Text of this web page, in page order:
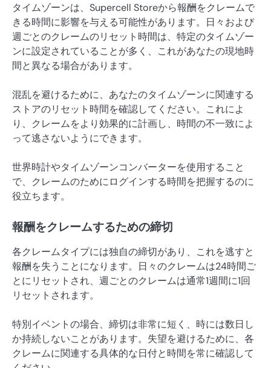
タイムゾーンは、Supercell Storeから報酬をクレームで
きる時間に影響を与える可能性があります。日々および
週ごとのクレームのリセット時間は、特定のタイムゾー
ンに設定されていることが多く、これがあなたの現地時
間と異なる場合があります。
混乱を避けるために、あなたのタイムゾーンに関連する
ストアのリセット時間を確認してください。これによ
り、クレームをより効果的に計画し、時間の不一致によ
って逃さないようにできます。
世界時計やタイムゾーンコンバーターを使用すること
で、クレームのためにログインする時間を把握するのに
役立ちます。
報酬をクレームするための締切
各クレームタイプには独自の締切があり、これを逃すと
報酬を失うことになります。日々のクレームは24時間ご
とにリセットされ、週ごとのクレームは通常1週間に1回
リセットされます。
特別イベントの場合、締切は非常に短く、時には数日し
か持続しないことがあります。失望を避けるために、各
クレームに関連する具体的な日付と時間を常に確認して